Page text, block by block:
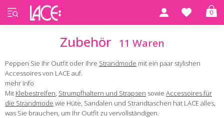
0
Startseite Zubehör
Zubehör 11 Waren
Peppen Sie Ihr Outfit oder Ihre Strandmode mit ein paar stylishen
Accessoires von LACE auf.
mehr info
Mit Klebestreifen, Strumpfhaltern und Strapsen sowie Accessoires für
die Strandmode wie Hüte, Sandalen und Strandtaschen hat LACE alles,
was Sie brauchen, um Ihr Outfit zu vervollständigen.